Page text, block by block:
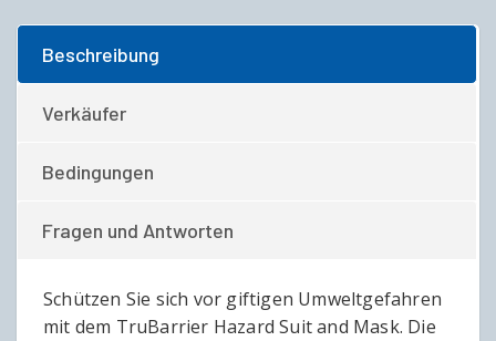
Beschreibung
Verkäufer
Bedingungen
Fragen und Antworten
Schützen Sie sich vor giftigen Umweltgefahren
mit dem TruBarrier Hazard Suit and Mask. Die